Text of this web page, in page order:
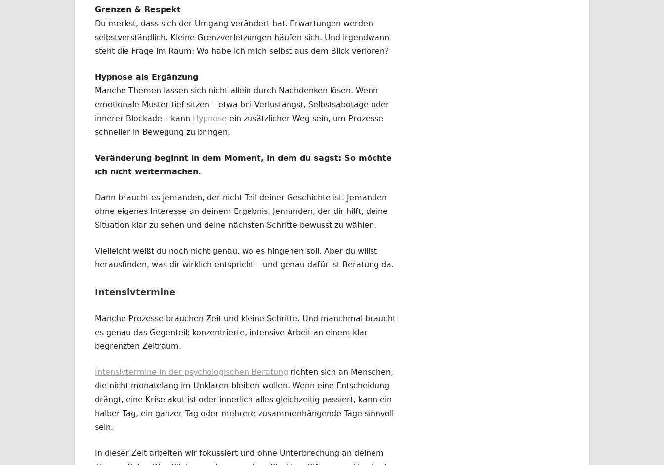
Grenzen & Respekt
Du merkst, dass sich der Umgang verändert hat. Erwartungen werden
selbstverständlich. Kleine Grenzverletzungen häufen sich. Und irgendwann
steht die Frage im Raum: Wo habe ich mich selbst aus dem Blick verloren?
Hypnose als Ergänzung
Manche Themen lassen sich nicht allein durch Nachdenken lösen. Wenn
emotionale Muster tief sitzen – etwa bei Verlustangst, Selbstsabotage oder
innerer Blockade – kann Hypnose ein zusätzlicher Weg sein, um Prozesse
schneller in Bewegung zu bringen.
Veränderung beginnt in dem Moment, in dem du sagst: So möchte
ich nicht weitermachen.
Dann braucht es jemanden, der nicht Teil deiner Geschichte ist. Jemanden
ohne eigenes Interesse an deinem Ergebnis. Jemanden, der dir hilft, deine
Situation klar zu sehen und deine nächsten Schritte bewusst zu wählen.
Vielleicht weißt du noch nicht genau, wo es hingehen soll. Aber du willst
herausfinden, was dir wirklich entspricht – und genau dafür ist Beratung da.
Intensivtermine
Manche Prozesse brauchen Zeit und kleine Schritte. Und manchmal braucht
es genau das Gegenteil: konzentrierte, intensive Arbeit an einem klar
begrenzten Zeitraum.
Intensivtermine in der psychologischen Beratung richten sich an Menschen,
die nicht monatelang im Unklaren bleiben wollen. Wenn eine Entscheidung
drängt, eine Krise akut ist oder innerlich alles gleichzeitig passiert, kann ein
halber Tag, ein ganzer Tag oder mehrere zusammenhängende Tage sinnvoll
sein.
In dieser Zeit arbeiten wir fokussiert und ohne Unterbrechung an deinem